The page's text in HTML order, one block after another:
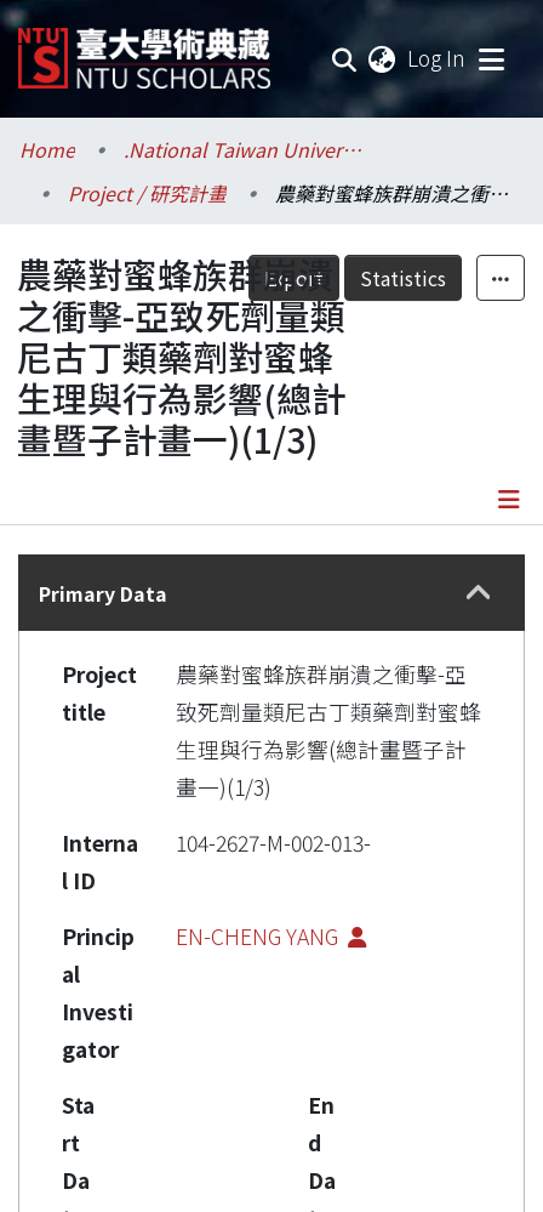
Log In
Communities & Collections
Research Outputs
Fundings & Projects
Researchers
Organizations
Statistics
Home
.National Taiwan University / 國立臺灣大學
Project / 研究計畫
農藥對蜜蜂族群崩潰之衝擊-亞致死劑量類尼古丁類藥劑對蜜蜂生理與行為影響(總計畫暨子計畫一)(1/3)
Export Statistics
農藥對蜜蜂族群崩潰
之衝擊-亞致死劑量類
尼古丁類藥劑對蜜蜂
生理與行為影響(總計
畫暨子計畫一)(1/3)
Details
Primary Data
Project
title
農藥對蜜蜂族群崩潰之衝擊-亞
致死劑量類尼古丁類藥劑對蜜蜂
生理與行為影響(總計畫暨子計
畫一)(1/3)
Interna
l ID
104-2627-M-002-013-
Princip
al
Investi
gator
EN-CHENG YANG
Sta
rt
Da
En
d
Da